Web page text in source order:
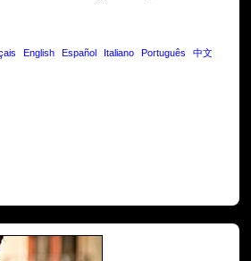
English Español Italiano Português 中文